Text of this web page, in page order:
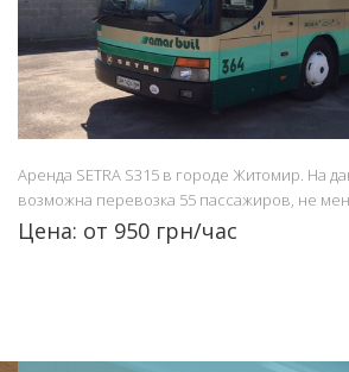
Аренда SETRA S315 в городе Житомир. На
возможна перевозка 55 пассажиров, не
Цена: от 950 грн/час